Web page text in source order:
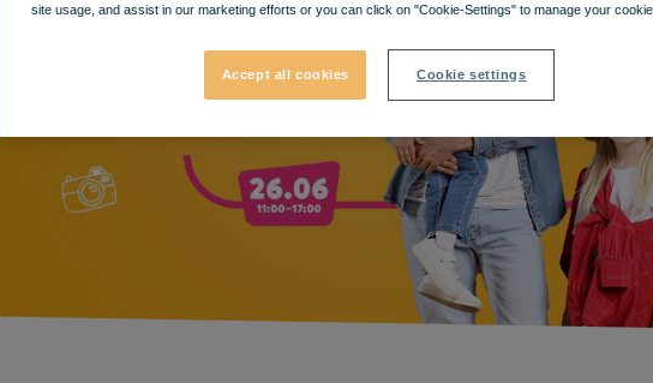
site usage, and assist in our marketing efforts or you can click on "Cookie-Settings" to manage your
Accept all cookies Cookie settings